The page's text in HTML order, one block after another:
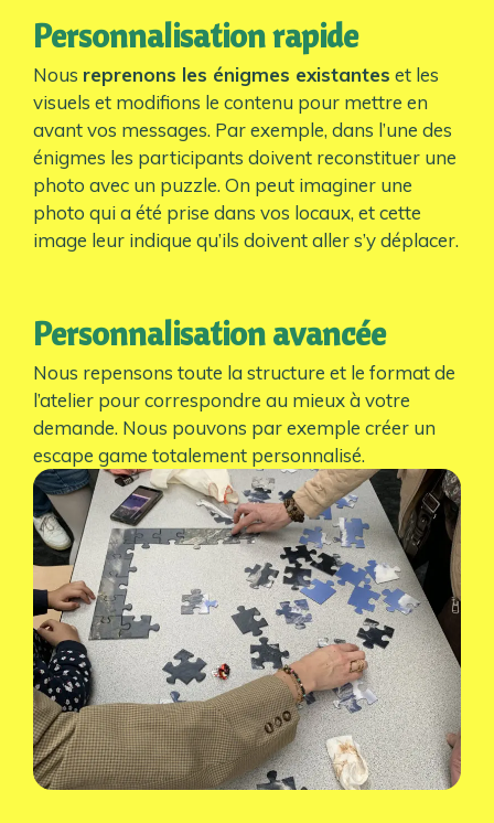
Personnalisation rapide
Nous reprenons les énigmes existantes et les
visuels et modifions le contenu pour mettre en
avant vos messages. Par exemple, dans l’une des
énigmes les participants doivent reconstituer une
photo avec un puzzle. On peut imaginer une
photo qui a été prise dans vos locaux, et cette
image leur indique qu’ils doivent aller s’y déplacer.
Personnalisation avancée
Nous repensons toute la structure et le format de
l’atelier pour correspondre au mieux à votre
demande. Nous pouvons par exemple créer un
escape game totalement personnalisé.